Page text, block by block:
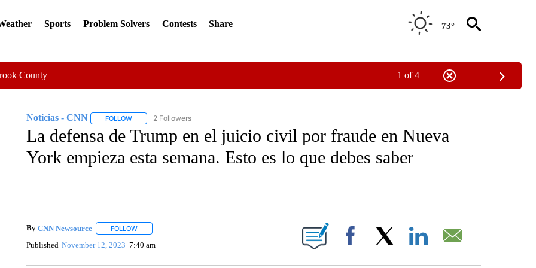
Sports Problem Solvers Contests Share 73°
County 1 of 4
Noticias - CNN FOLLOWFOLLOW "NOTICIAS - CNN" TO RECEIVE NOTIFICATIONS ABOUT NEW PAGES ON "NOTICIAS - CNN".
2 Followers
La defensa de Trump en el juicio civil por fraude en Nueva
York empieza esta semana. Esto es lo que debes saber
By CNN Newsource FOLLOWFOLLOW "" TO RECEIVE NOTIFICATIONS ABOUT NEW PAGES ON "".
Published November 12, 2023 7:40 am Facebook